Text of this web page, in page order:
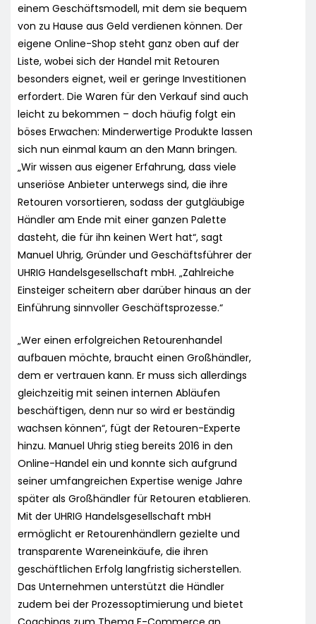
einem Geschäftsmodell, mit dem sie bequem
von zu Hause aus Geld verdienen können. Der
eigene Online-Shop steht ganz oben auf der
Liste, wobei sich der Handel mit Retouren
besonders eignet, weil er geringe Investitionen
erfordert. Die Waren für den Verkauf sind auch
leicht zu bekommen – doch häufig folgt ein
böses Erwachen: Minderwertige Produkte lassen
sich nun einmal kaum an den Mann bringen.
„Wir wissen aus eigener Erfahrung, dass viele
unseriöse Anbieter unterwegs sind, die ihre
Retouren vorsortieren, sodass der gutgläubige
Händler am Ende mit einer ganzen Palette
dasteht, die für ihn keinen Wert hat“, sagt
Manuel Uhrig, Gründer und Geschäftsführer der
UHRIG Handelsgesellschaft mbH. „Zahlreiche
Einsteiger scheitern aber darüber hinaus an der
Einführung sinnvoller Geschäftsprozesse.“
„Wer einen erfolgreichen Retourenhandel
aufbauen möchte, braucht einen Großhändler,
dem er vertrauen kann. Er muss sich allerdings
gleichzeitig mit seinen internen Abläufen
beschäftigen, denn nur so wird er beständig
wachsen können“, fügt der Retouren-Experte
hinzu. Manuel Uhrig stieg bereits 2016 in den
Online-Handel ein und konnte sich aufgrund
seiner umfangreichen Expertise wenige Jahre
später als Großhändler für Retouren etablieren.
Mit der UHRIG Handelsgesellschaft mbH
ermöglicht er Retourenhändlern gezielte und
transparente Wareneinkäufe, die ihren
geschäftlichen Erfolg langfristig sicherstellen.
Das Unternehmen unterstützt die Händler
zudem bei der Prozessoptimierung und bietet